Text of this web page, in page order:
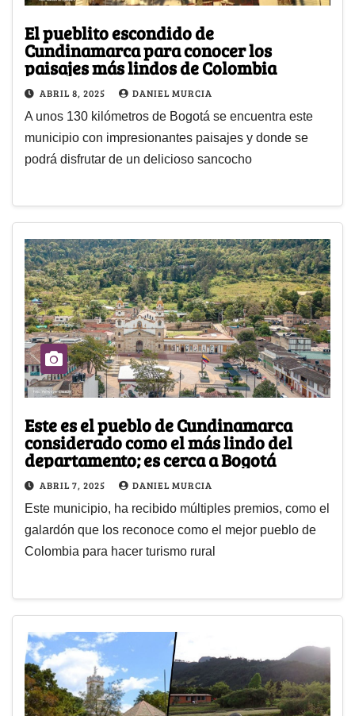
El pueblito escondido de
Cundinamarca para conocer los
paisajes más lindos de Colombia
ABRIL 8, 2025 DANIEL MURCIA
A unos 130 kilómetros de Bogotá se encuentra este
municipio con impresionantes paisajes y donde se
podrá disfrutar de un delicioso sancocho
Este es el pueblo de Cundinamarca
considerado como el más lindo del
departamento; es cerca a Bogotá
ABRIL 7, 2025 DANIEL MURCIA
Este municipio, ha recibido múltiples premios, como el
galardón que los reconoce como el mejor pueblo de
Colombia para hacer turismo rural